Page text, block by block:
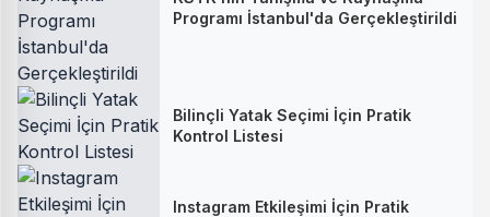
Programı İstanbul'da Gerçekleştirildi
Bilinçli Yatak Seçimi İçin Pratik
Kontrol Listesi
Instagram Etkileşimi İçin Pratik